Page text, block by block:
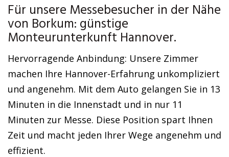
Für unsere Messebesucher in der Nähe
von Borkum: günstige
Monteurunterkunft Hannover.
Hervorragende Anbindung: Unsere Zimmer
machen Ihre Hannover-Erfahrung unkompliziert
und angenehm. Mit dem Auto gelangen Sie in 13
Minuten in die Innenstadt und in nur 11
Minuten zur Messe. Diese Position spart Ihnen
Zeit und macht jeden Ihrer Wege angenehm und
effizient.